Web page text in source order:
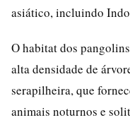
asiático, incluindo
O habitat dos
alta densidade de
serapilheira, que
animais noturnos e